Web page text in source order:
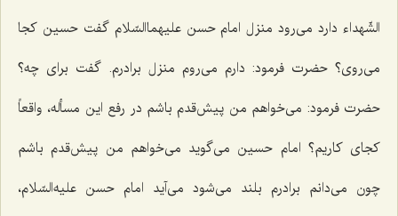
الشّهداء دارد می‌رود منزل امام حسن علیهماالسّلام گفت حسین کجا
می‌روی؟ حضرت فرمود: دارم می‌روم منزل برادرم. گفت برای چه؟
حضرت فرمود: می‌خواهم من پیش‌قدم باشم در رفع این مسأله، واقعاً
کجای کاریم؟ امام حسین می‌گوید می‌خواهم من پیش‌قدم باشم
چون می‌دانم برادرم بلند می‌شود می‌آید امام حسن‌ علیه‌السّلام،